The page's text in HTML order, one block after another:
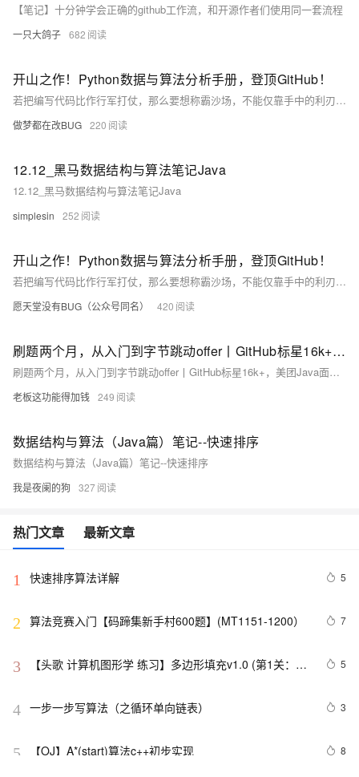
【笔记】十分钟学会正确的github工作流，和开源作者们使用同一套流程
一只大鸽子 682
开山之作！Python数据与算法分析手册，登顶GitHub！
若把编写代码比作行军打仗，那么要想称霸沙场，不能仅靠手中的利刃，还需深谙兵法。 Python是一把利刃，数据结构与算法则是兵法。只有熟读兵法，才能使利刃所向披靡。只有洞彻数据结构与算法，才能真正精通Python。
做梦都在改BUG 220
12.12_黑马数据结构与算法笔记Java
12.12_黑马数据结构与算法笔记Java
simplesin 252
开山之作！Python数据与算法分析手册，登顶GitHub！
若把编写代码比作行军打仗，那么要想称霸沙场，不能仅靠手中的利刃，还需深谙兵法。 Python是一把利刃，数据结构与算法则是兵法。只有熟读兵法，才能使利刃所向披靡。只有洞彻数据结构与算法，才能真正精通Python
愿天堂没有BUG（公众号同名） 420
刷题两个月，从入门到字节跳动offer丨GitHub标星16k+，美团Java面试题
刷题两个月，从入门到字节跳动offer丨GitHub标星16k+，美团Java面试题
老板这功能得加钱 249
数据结构与算法（Java篇）笔记--快速排序
数据结构与算法（Java篇）笔记--快速排序
我是夜阑的狗 327
热门文章 最新文章
1 快速排序算法详解 5
2 算法竞赛入门【码蹄集新手村600题】(MT1151-1200） 7
3
【头歌 计算机图形学 练习】多边形填充v1.0 (第1关：扫
3关：区域四连通种子填充算法 第4关：区域扫描线种子
5
4 一步一步写算法（之循环单向链表） 3
5 【OJ】A*(start)算法c++初步实现 8